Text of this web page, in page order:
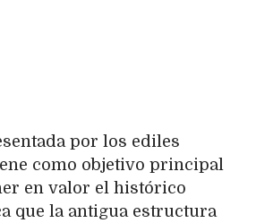
por los ediles
como objetivo principal
en valor el histórico
que la antigua estructura